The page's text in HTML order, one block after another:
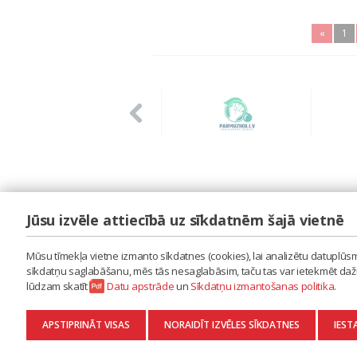
« 1
LAIPA
ES RADU MŪZIKU
AKTUALITĀTES
KONTAKTI
SĪKDATŅU IZMANTOŠANAS POLITIKA
DATU APSTRĀDE
Jūsu izvēle attiecībā uz sīkdatnēm šajā vietnē
Mūsu tīmekļa vietne izmanto sīkdatnes (cookies), lai analizētu
sīkdatņu saglabāšanu, mēs tās nesaglabāsim, taču tas var ietekmēt
lūdzam skatīt
Datu apstrādeun Sīkdatņu izmantošanas politika.
APSTIPRINĀT VISAS NORAIDĪT IZVĒLES SĪKDATNES